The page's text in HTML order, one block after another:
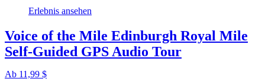
Erlebnis ansehen
Voice of the Mile Edinburgh Royal Mile
Self-Guided GPS Audio Tour
Ab 11,99 $